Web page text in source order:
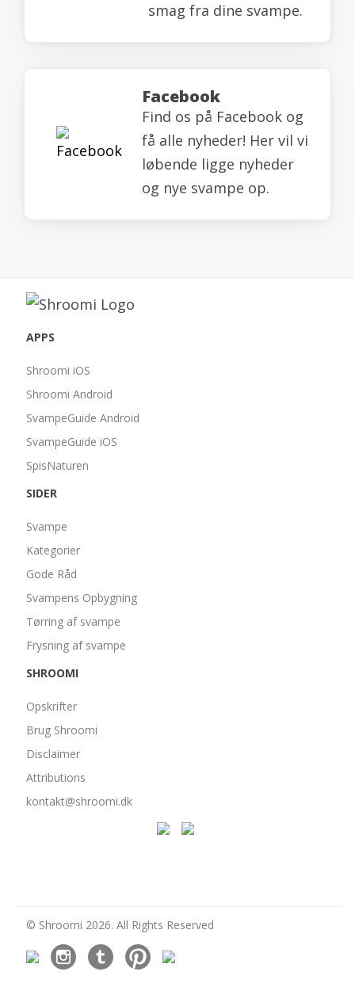
smag fra dine svampe.
Facebook
Find os på Facebook og
få alle nyheder! Her vil vi
løbende ligge nyheder
og nye svampe op.
APPS
Shroomi iOS
Shroomi Android
SvampeGuide Android
SvampeGuide iOS
SpisNaturen
SIDER
Svampe
Kategorier
Gode Råd
Svampens Opbygning
Tørring af svampe
Frysning af svampe
SHROOMI
Opskrifter
Brug Shroomi
Disclaimer
Attributions
kontakt@shroomi.dk
© Shroomi 2026. All Rights Reserved